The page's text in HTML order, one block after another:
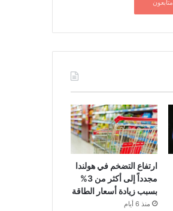
متابعون
ارتفاع التضخم في هولندا
مجدداً إلى أكثر من 3%
بسبب زيادة أسعار الطاقة
منذ 6 أيام